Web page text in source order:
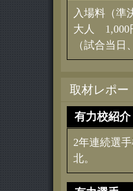
入場料（準
大人 1,000
（試合当日
取材レポー
有力校紹介
2年連続選
北。